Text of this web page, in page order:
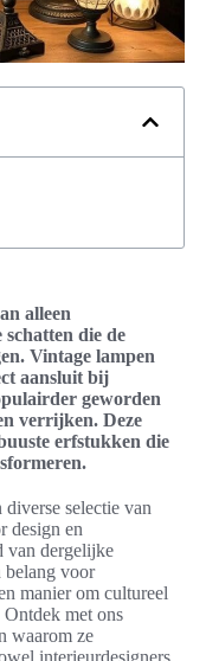
alleen
die de
Vintage lampen
aansluit bij
geworden
verrijken. Deze
erfstukken die
selectie van
design en
van dergelijke
belang voor
manier om cultureel
met ons
waarom ze